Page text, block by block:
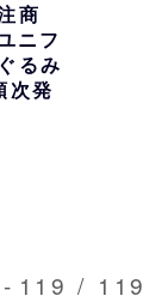
商
ニフ
るみ
次発
- 119 / 119